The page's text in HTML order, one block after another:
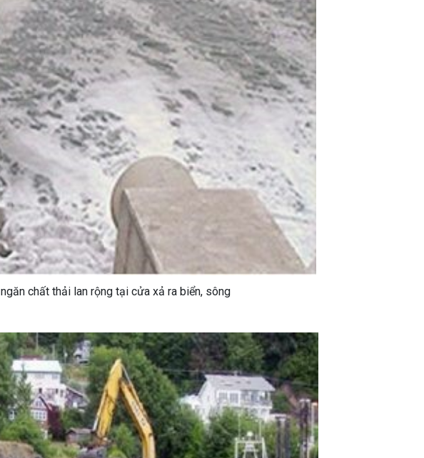
ngăn chất thải lan rộng tại cửa xả ra biển, sông